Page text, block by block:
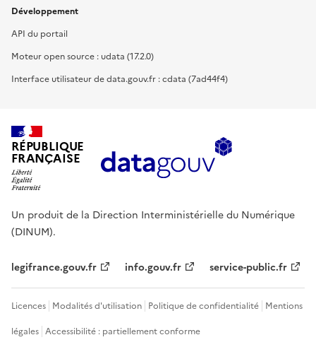
Développement
API du portail
Moteur open source : udata (17.2.0)
Interface utilisateur de data.gouv.fr : cdata (7ad44f4)
RÉPUBLIQUE
FRANÇAISE
Un produit de la Direction Interministérielle du Numérique
(DINUM).
legifrance.gouv.fr info.gouv.fr service-public.fr
Licences Modalités d'utilisation Politique de confidentialité Mentions
légales Accessibilité : partiellement conforme